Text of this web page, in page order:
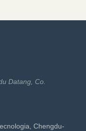
Datang, Co.
Chengdu-